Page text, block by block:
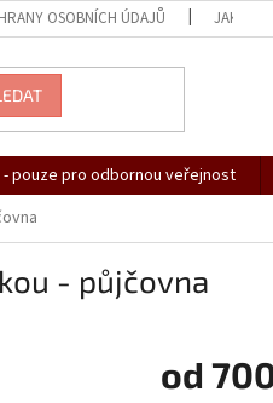
OSOBNÍCH ÚDAJŮ JAK
- pouze pro odbornou veřejnost
- půjčovna
od